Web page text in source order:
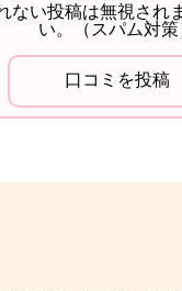
ない投稿は無視され
い。（スパム対策